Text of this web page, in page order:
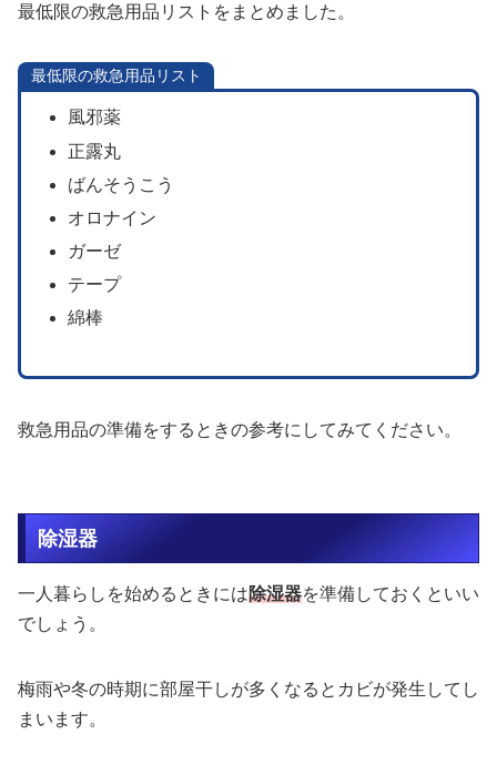
最低限の救急用品リストをまとめました。
最低限の救急用品リスト
風邪薬
正露丸
ばんそうこう
オロナイン
ガーゼ
テープ
綿棒
救急用品の準備をするときの参考にしてみてください。
除湿器
一人暮らしを始めるときには除湿器を準備しておくといい
でしょう。
梅雨や冬の時期に部屋干しが多くなるとカビが発生してし
まいます。